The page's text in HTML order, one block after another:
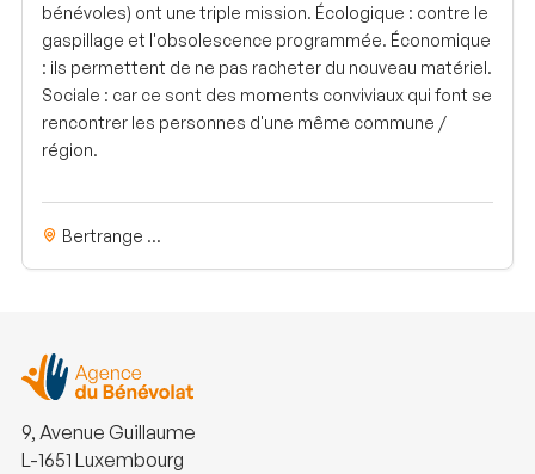
bénévoles) ont une triple mission. Écologique : contre le
gaspillage et l'obsolescence programmée. Économique
: ils permettent de ne pas racheter du nouveau matériel.
Sociale : car ce sont des moments conviviaux qui font se
rencontrer les personnes d'une même commune /
région.
Bertrange ...
9, Avenue Guillaume
L-1651 Luxembourg